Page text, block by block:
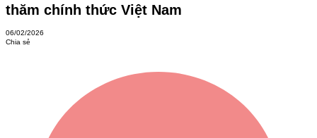
thăm chính thức Việt Nam
06/02/2026
Chia sẻ